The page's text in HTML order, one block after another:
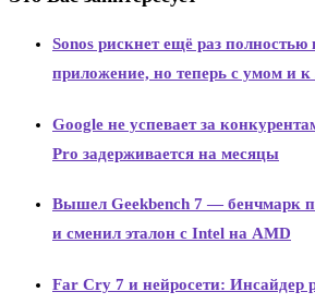
Sonos рискнет ещё раз полностью
приложение, но теперь с умом и
Google не успевает за
Pro задерживается на месяцы
Вышел Geekbench 7 — бенчмарк
и сменил эталон с Intel на AMD
Far Cry 7 и нейросети: Инсайдер